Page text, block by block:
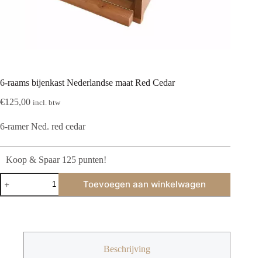
6-raams bijenkast Nederlandse maat Red Cedar
€125,00 incl. btw
6-ramer Ned. red cedar
Koop & Spaar 125 punten!
6-
raams
bijenkast
Toevoegen aan winkelwagen
Beschrijving